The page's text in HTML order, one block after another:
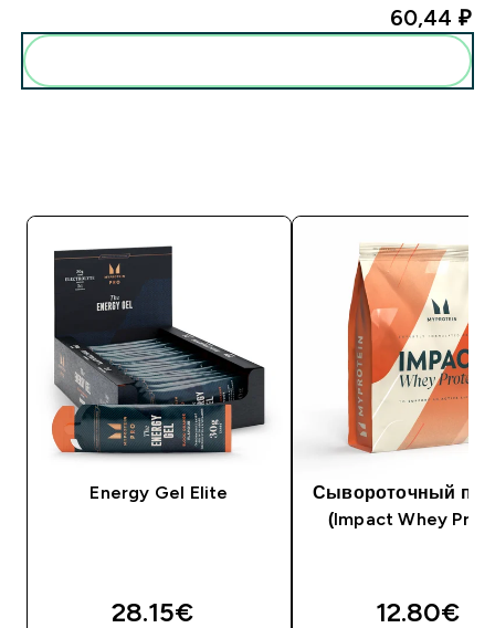
60,44 ₽‎
Energy Gel Elite
28.15€‎
Сывороточный
(Impact Whey
12.80€‎